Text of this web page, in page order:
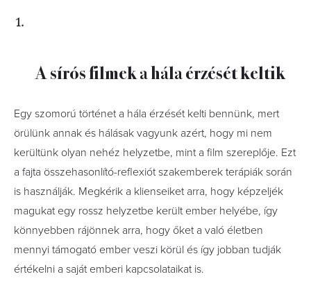
A sírós filmek a hála érzését keltik
Egy szomorú történet a hála érzését kelti bennünk, mert
örülünk annak és hálásak vagyunk azért, hogy mi nem
kerültünk olyan nehéz helyzetbe, mint a film szereplője. Ezt
a fajta összehasonlító-reflexiót szakemberek terápiák során
is használják. Megkérik a klienseiket arra, hogy képzeljék
magukat egy rossz helyzetbe került ember helyébe, így
könnyebben rájönnek arra, hogy őket a való életben
mennyi támogató ember veszi körül és így jobban tudják
értékelni a saját emberi kapcsolataikat is.